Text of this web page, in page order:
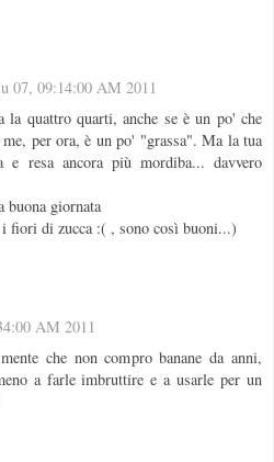
07, 09:14:00 AM 2011
la quattro quarti, anche se è un po' che
per ora, è un po' "grassa". Ma la tua
e resa ancora più mordiba... davvero
buona giornata
fiori di zucca :( , sono così buoni...)
AM 2011
che non compro banane da anni,
a farle imbruttire e a usarle per un